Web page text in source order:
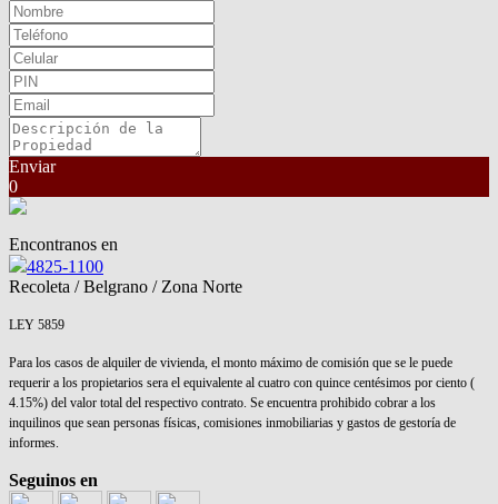
Enviar
0
Encontranos en
4825-1100
Recoleta / Belgrano / Zona Norte
LEY 5859
Para los casos de alquiler de vivienda, el monto máximo de comisión que se le puede
requerir a los propietarios sera el equivalente al cuatro con quince centésimos por ciento (
4.15%) del valor total del respectivo contrato. Se encuentra prohibido cobrar a los
inquilinos que sean personas físicas, comisiones inmobiliarias y gastos de gestoría de
informes.
Seguinos en